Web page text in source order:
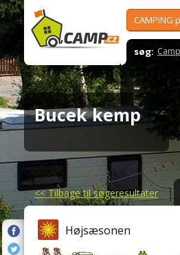
CAMPING
søg:
Bucek kemp
<<Tilbage til søgeresultater
Højsæsonen